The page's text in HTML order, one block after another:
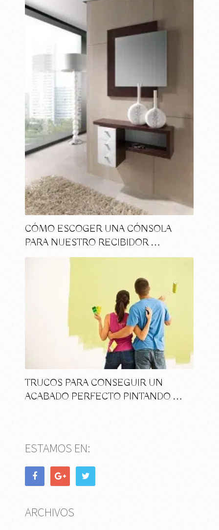
CÓMO ESCOGER UNA CÓNSOLA
PARA NUESTRO RECIBIDOR …
TRUCOS PARA CONSEGUIR UN
ACABADO PERFECTO PINTANDO …
ESTAMOS EN:
ARCHIVOS